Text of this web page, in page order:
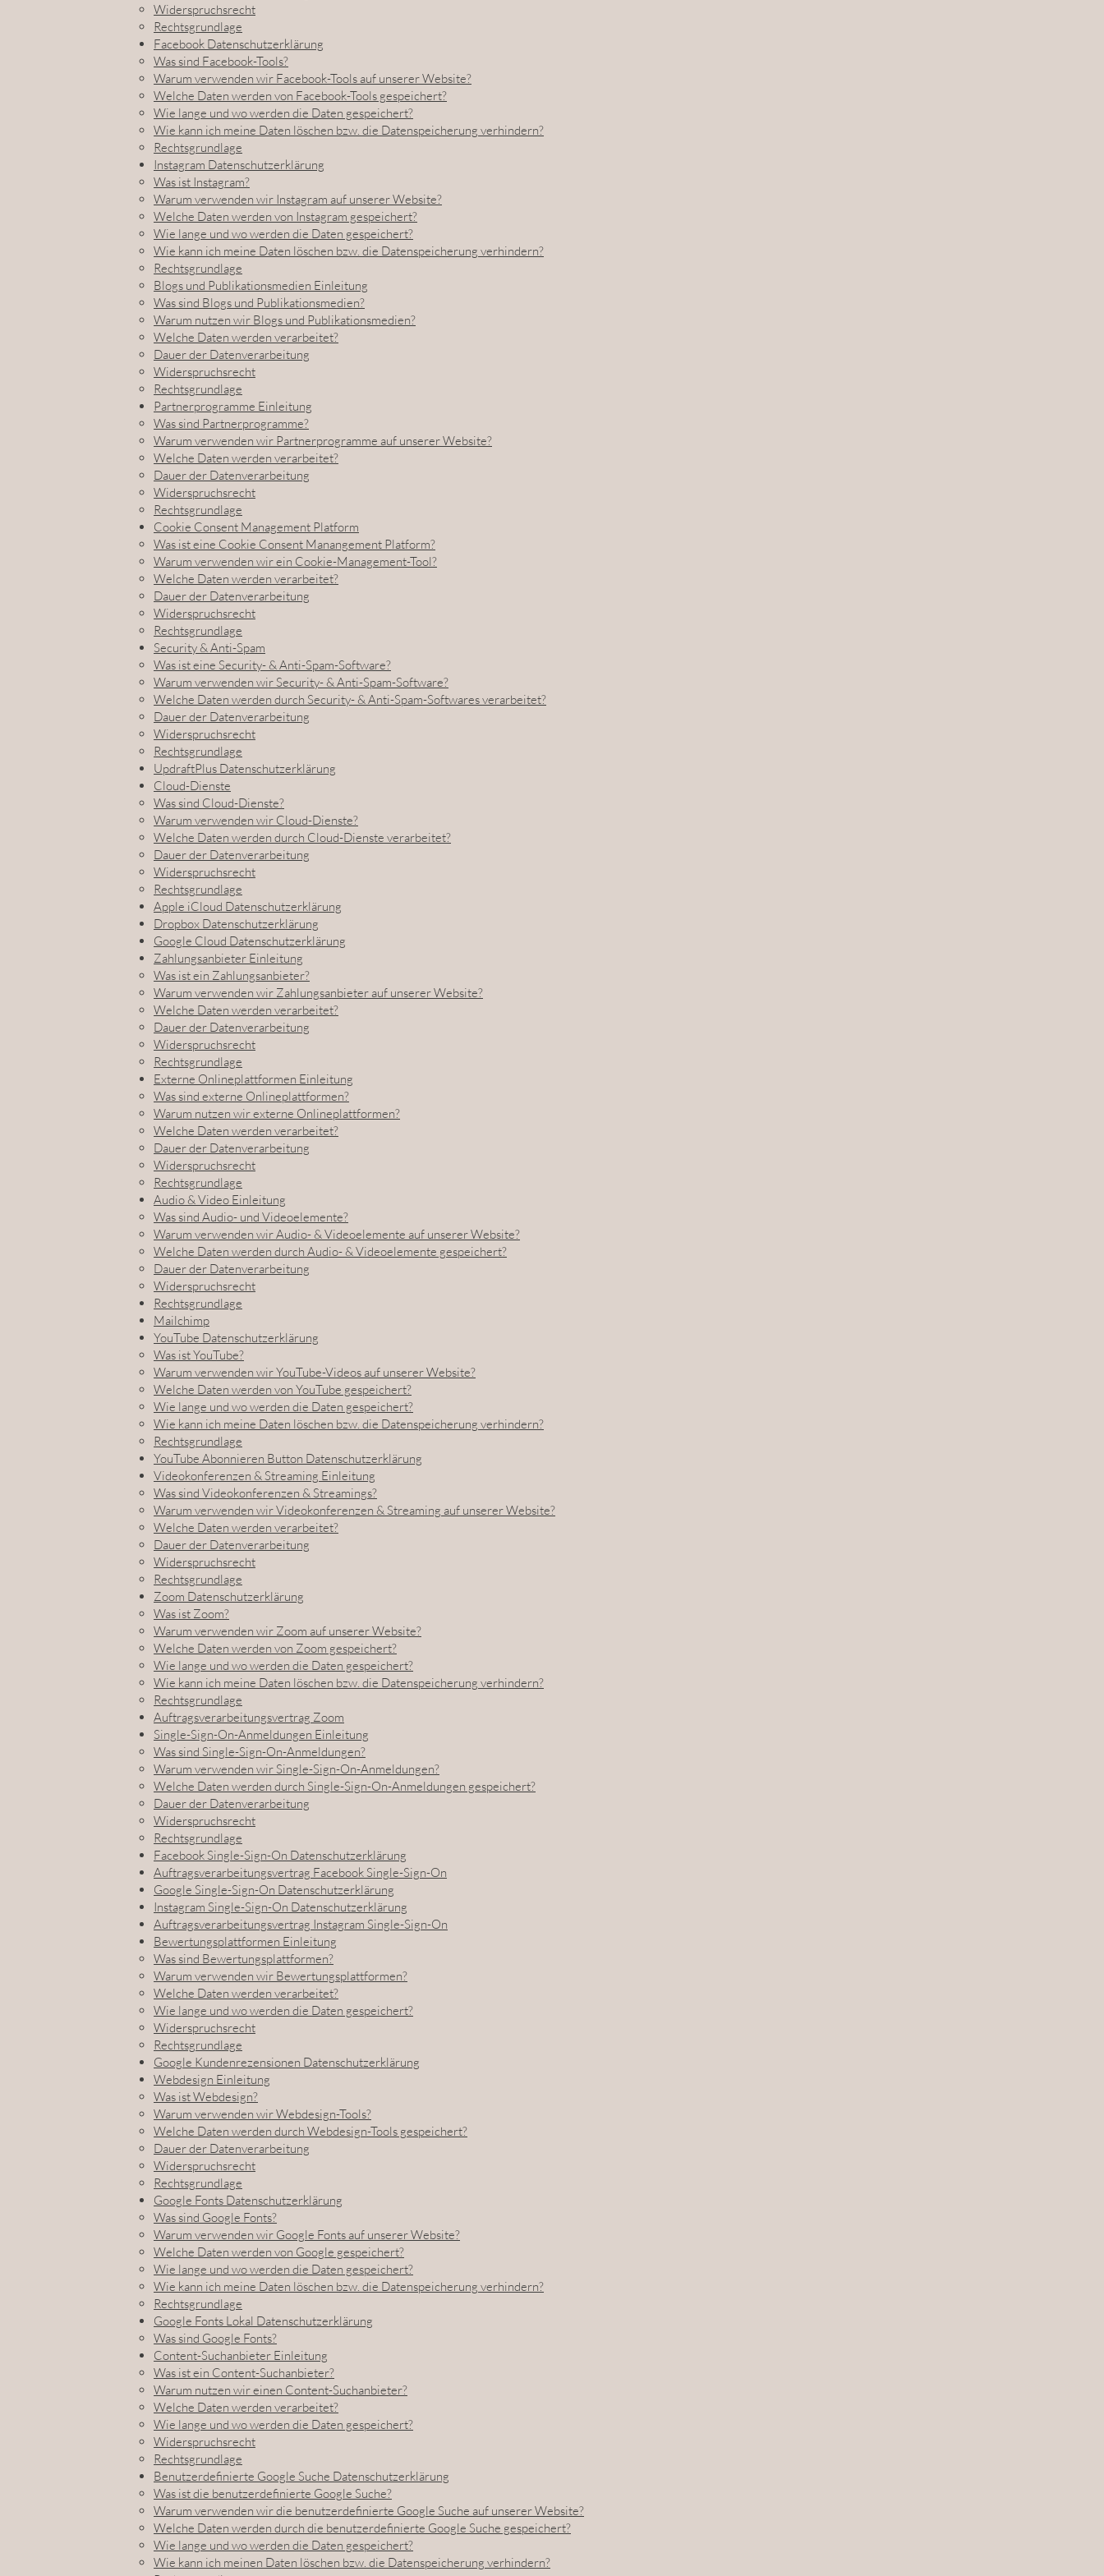
Widerspruchsrecht
Rechtsgrundlage
Facebook Datenschutzerklärung
Was sind Facebook-Tools?
Warum verwenden wir Facebook-Tools auf unserer Website?
Welche Daten werden von Facebook-Tools gespeichert?
Wie lange und wo werden die Daten gespeichert?
Wie kann ich meine Daten löschen bzw. die Datenspeicherung verhindern?
Rechtsgrundlage
Instagram Datenschutzerklärung
Was ist Instagram?
Warum verwenden wir Instagram auf unserer Website?
Welche Daten werden von Instagram gespeichert?
Wie lange und wo werden die Daten gespeichert?
Wie kann ich meine Daten löschen bzw. die Datenspeicherung verhindern?
Rechtsgrundlage
Blogs und Publikationsmedien Einleitung
Was sind Blogs und Publikationsmedien?
Warum nutzen wir Blogs und Publikationsmedien?
Welche Daten werden verarbeitet?
Dauer der Datenverarbeitung
Widerspruchsrecht
Rechtsgrundlage
Partnerprogramme Einleitung
Was sind Partnerprogramme?
Warum verwenden wir Partnerprogramme auf unserer Website?
Welche Daten werden verarbeitet?
Dauer der Datenverarbeitung
Widerspruchsrecht
Rechtsgrundlage
Cookie Consent Management Platform
Was ist eine Cookie Consent Manangement Platform?
Warum verwenden wir ein Cookie-Management-Tool?
Welche Daten werden verarbeitet?
Dauer der Datenverarbeitung
Widerspruchsrecht
Rechtsgrundlage
Security & Anti-Spam
Was ist eine Security- & Anti-Spam-Software?
Warum verwenden wir Security- & Anti-Spam-Software?
Welche Daten werden durch Security- & Anti-Spam-Softwares verarbeitet?
Dauer der Datenverarbeitung
Widerspruchsrecht
Rechtsgrundlage
UpdraftPlus Datenschutzerklärung
Cloud-Dienste
Was sind Cloud-Dienste?
Warum verwenden wir Cloud-Dienste?
Welche Daten werden durch Cloud-Dienste verarbeitet?
Dauer der Datenverarbeitung
Widerspruchsrecht
Rechtsgrundlage
Apple iCloud Datenschutzerklärung
Dropbox Datenschutzerklärung
Google Cloud Datenschutzerklärung
Zahlungsanbieter Einleitung
Was ist ein Zahlungsanbieter?
Warum verwenden wir Zahlungsanbieter auf unserer Website?
Welche Daten werden verarbeitet?
Dauer der Datenverarbeitung
Widerspruchsrecht
Rechtsgrundlage
Externe Onlineplattformen Einleitung
Was sind externe Onlineplattformen?
Warum nutzen wir externe Onlineplattformen?
Welche Daten werden verarbeitet?
Dauer der Datenverarbeitung
Widerspruchsrecht
Rechtsgrundlage
Audio & Video Einleitung
Was sind Audio- und Videoelemente?
Warum verwenden wir Audio- & Videoelemente auf unserer Website?
Welche Daten werden durch Audio- & Videoelemente gespeichert?
Dauer der Datenverarbeitung
Widerspruchsrecht
Rechtsgrundlage
Mailchimp
YouTube Datenschutzerklärung
Was ist YouTube?
Warum verwenden wir YouTube-Videos auf unserer Website?
Welche Daten werden von YouTube gespeichert?
Wie lange und wo werden die Daten gespeichert?
Wie kann ich meine Daten löschen bzw. die Datenspeicherung verhindern?
Rechtsgrundlage
YouTube Abonnieren Button Datenschutzerklärung
Videokonferenzen & Streaming Einleitung
Was sind Videokonferenzen & Streamings?
Warum verwenden wir Videokonferenzen & Streaming auf unserer Website?
Welche Daten werden verarbeitet?
Dauer der Datenverarbeitung
Widerspruchsrecht
Rechtsgrundlage
Zoom Datenschutzerklärung
Was ist Zoom?
Warum verwenden wir Zoom auf unserer Website?
Welche Daten werden von Zoom gespeichert?
Wie lange und wo werden die Daten gespeichert?
Wie kann ich meine Daten löschen bzw. die Datenspeicherung verhindern?
Rechtsgrundlage
Auftragsverarbeitungsvertrag Zoom
Single-Sign-On-Anmeldungen Einleitung
Was sind Single-Sign-On-Anmeldungen?
Warum verwenden wir Single-Sign-On-Anmeldungen?
Welche Daten werden durch Single-Sign-On-Anmeldungen gespeichert?
Dauer der Datenverarbeitung
Widerspruchsrecht
Rechtsgrundlage
Facebook Single-Sign-On Datenschutzerklärung
Auftragsverarbeitungsvertrag Facebook Single-Sign-On
Google Single-Sign-On Datenschutzerklärung
Instagram Single-Sign-On Datenschutzerklärung
Auftragsverarbeitungsvertrag Instagram Single-Sign-On
Bewertungsplattformen Einleitung
Was sind Bewertungsplattformen?
Warum verwenden wir Bewertungsplattformen?
Welche Daten werden verarbeitet?
Wie lange und wo werden die Daten gespeichert?
Widerspruchsrecht
Rechtsgrundlage
Google Kundenrezensionen Datenschutzerklärung
Webdesign Einleitung
Was ist Webdesign?
Warum verwenden wir Webdesign-Tools?
Welche Daten werden durch Webdesign-Tools gespeichert?
Dauer der Datenverarbeitung
Widerspruchsrecht
Rechtsgrundlage
Google Fonts Datenschutzerklärung
Was sind Google Fonts?
Warum verwenden wir Google Fonts auf unserer Website?
Welche Daten werden von Google gespeichert?
Wie lange und wo werden die Daten gespeichert?
Wie kann ich meine Daten löschen bzw. die Datenspeicherung verhindern?
Rechtsgrundlage
Google Fonts Lokal Datenschutzerklärung
Was sind Google Fonts?
Content-Suchanbieter Einleitung
Was ist ein Content-Suchanbieter?
Warum nutzen wir einen Content-Suchanbieter?
Welche Daten werden verarbeitet?
Wie lange und wo werden die Daten gespeichert?
Widerspruchsrecht
Rechtsgrundlage
Benutzerdefinierte Google Suche Datenschutzerklärung
Was ist die benutzerdefinierte Google Suche?
Warum verwenden wir die benutzerdefinierte Google Suche auf unserer Website?
Welche Daten werden durch die benutzerdefinierte Google Suche gespeichert?
Wie lange und wo werden die Daten gespeichert?
Wie kann ich meinen Daten löschen bzw. die Datenspeicherung verhindern?